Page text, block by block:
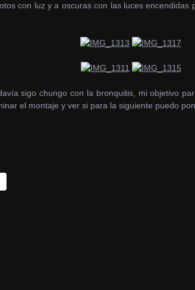
con luz y a oscuras con las luces encendidas
sigo chungo con la bronquitis, mi objetivo
el montaje y ver si para la siguiente puedo